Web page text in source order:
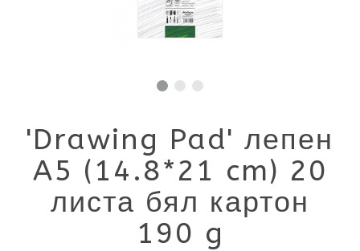
'Drawing Pad' лепен
A5 (14.8*21 cm) 20
листа бял картон
190 g